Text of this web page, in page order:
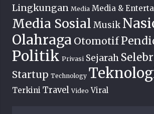
Lingkungan Media Media &
Media Sosial Musik
Olahraga Otomotif
Politik Privasi Sejarah
Startup Technology
Terkini Travel Video Viral